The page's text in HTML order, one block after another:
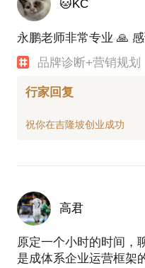
🐱KC
永鹏老师非常专业 🙏
品牌诊断+营销规划
行家回复
高君
原定一个小时的时间，
是成体系企业运营框架